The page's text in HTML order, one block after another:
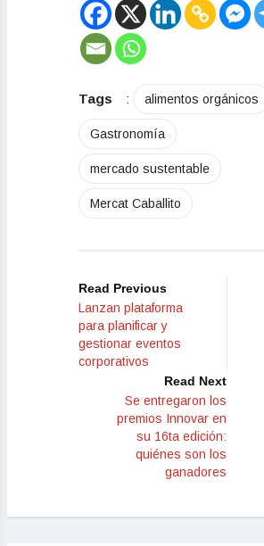
Tags : alimentos orgánicos
Gastronomía
mercado sustentable
Mercat Caballito
Read Previous
Lanzan plataforma
para planificar y
gestionar eventos
corporativos
Read Next
Se entregaron los
premios Innovar en
su 16ta edición:
quiénes son los
ganadores